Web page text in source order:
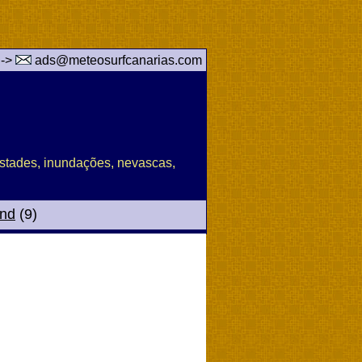
> ads@meteosurfcanarias.com
inundações, nevascas,
(9)